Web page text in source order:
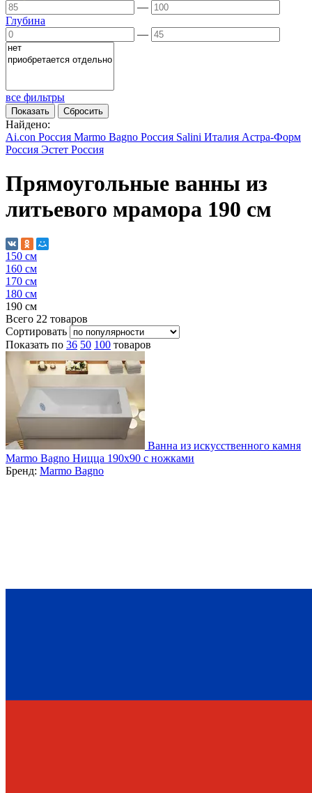
—
Глубина
—
все фильтры
Найдено:
Ai.con Россия Marmo Bagno Россия Salini Италия Астра-Форм
Россия Эстет Россия
Прямоугольные ванны из
литьевого мрамора 190 см
150 см
160 см
170 см
180 см
190 см
Всего 22 товаров
Сортировать
Показать по 36 50 100 товаров
Ванна из искусственного камня
Marmo Bagno Ницца 190х90 с ножками
Бренд: Marmo Bagno